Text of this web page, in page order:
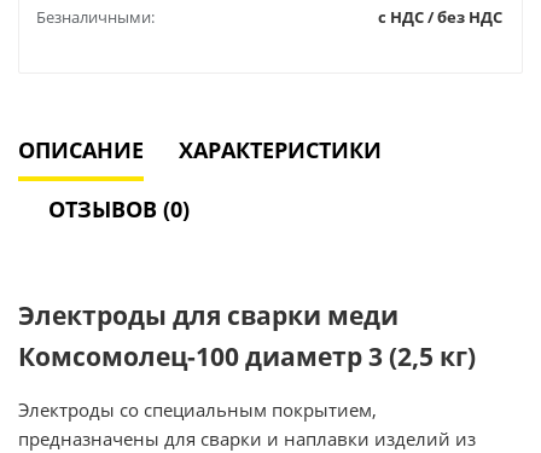
Безналичными:
с НДС / без НДС
ОПИСАНИЕ ХАРАКТЕРИСТИКИ
ОТЗЫВОВ (0)
Электроды для сварки меди
Комсомолец-100 диаметр 3 (2,5 кг)
Электроды со специальным покрытием,
предназначены для сварки и наплавки изделий из